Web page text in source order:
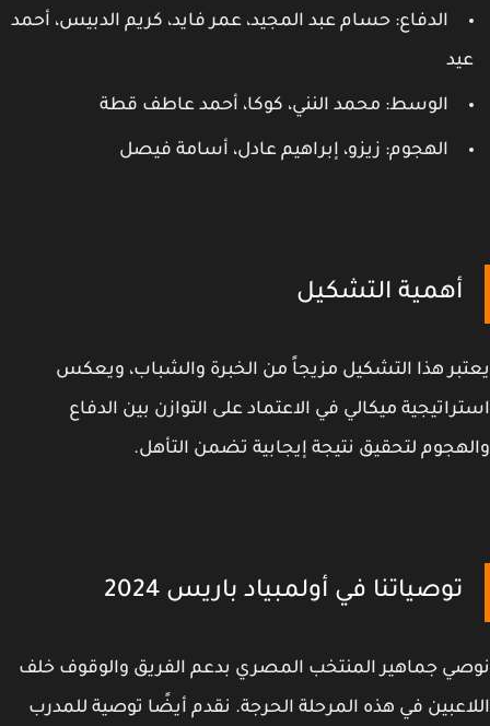
الدفاع: حسام عبد المجيد، عمر فايد، كريم الدبيس، أحمد
الوسط: محمد النني، كوكا، أحمد عاطف قطة
الهجوم: زيزو، إبراهيم عادل، أسامة فيصل
أهمية التشكيل
هذا التشكيل مزيجاً من الخبرة والشباب، ويعكس
ميكالي في الاعتماد على التوازن بين الدفاع
لتحقيق نتيجة إيجابية تضمن التأهل.
توصياتنا في أولمبياد باريس 2024
جماهير المنتخب المصري بدعم الفريق والوقوف خلف
في هذه المرحلة الحرجة. نقدم أيضًا توصية للمدرب